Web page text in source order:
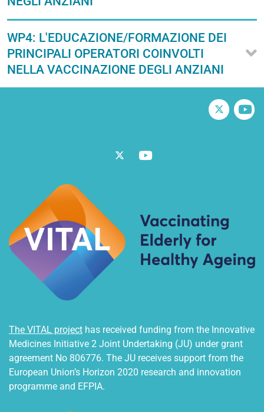
WP4: L'EDUCAZIONE/FORMAZIONE DEI
PRINCIPALI OPERATORI COINVOLTI
NELLA VACCINAZIONE DEGLI ANZIANI
TwitterVimeo
The VITAL project has received funding from the Innovative
Medicines Initiative 2 Joint Undertaking (JU) under grant
agreement No 806776. The JU receives support from the
European Union’s Horizon 2020 research and innovation
programme and EFPIA.
Twitter